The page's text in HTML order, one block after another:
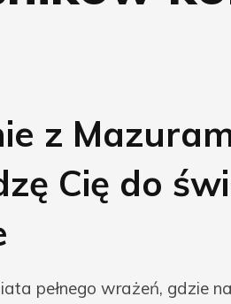
z
Cię do
pełnego wrażeń, gdzie